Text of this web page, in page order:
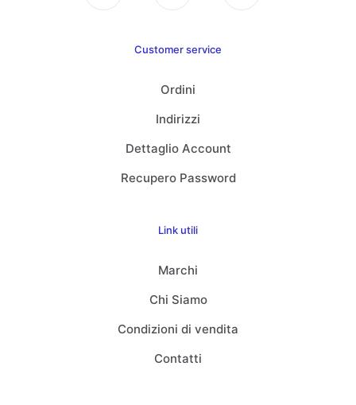
Customer service
Ordini
Indirizzi
Dettaglio Account
Recupero Password
Link utili
Marchi
Chi Siamo
Condizioni di vendita
Contatti